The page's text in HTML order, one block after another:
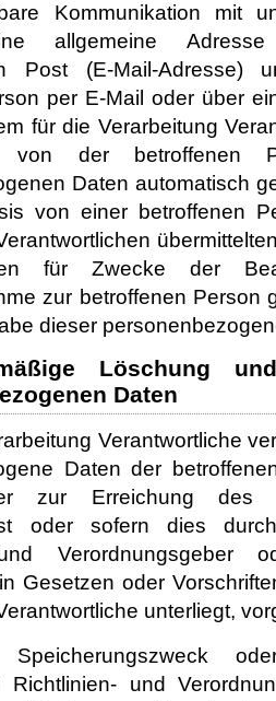
Kommunikation mit
allgemeine
Post (E-Mail-Adresse)
per E-Mail oder über
für die Verarbeitung
der betroffenen
Daten automatisch
von einer betroffenen
für Zwecke der
zur betroffenen Person
dieser
Löschung
Daten
Verantwortliche
Daten der
zur Erreichung des
oder sofern dies
Verordnungsgeber
Gesetzen oder
unterliegt,
Richtlinien- und